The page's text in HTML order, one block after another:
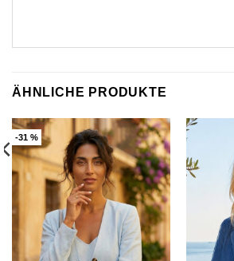
ÄHNLICHE PRODUKTE
-31 %